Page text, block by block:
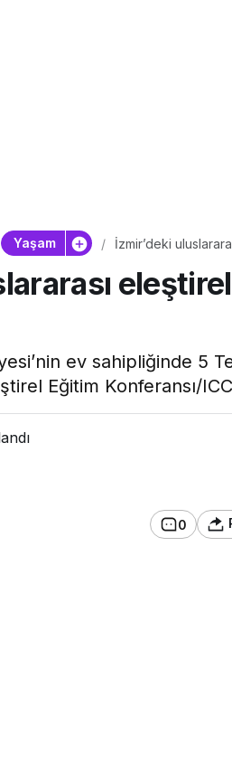
Yaşam İzmir’deki
ev sahipliğinde 5
Eğitim Konferansı/
0